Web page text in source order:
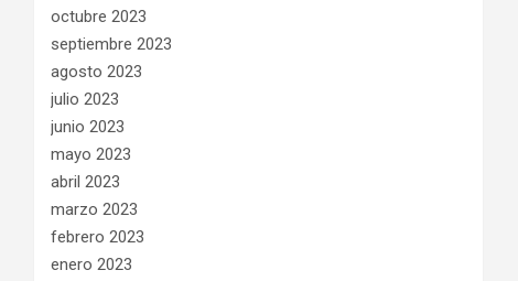
octubre 2023
septiembre 2023
agosto 2023
julio 2023
junio 2023
mayo 2023
abril 2023
marzo 2023
febrero 2023
enero 2023